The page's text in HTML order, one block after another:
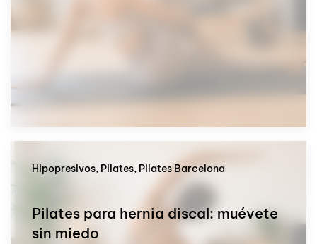
Hipopresivos, Pilates, Pilates Barcelona
Pilates para hernia discal: muévete
sin miedo